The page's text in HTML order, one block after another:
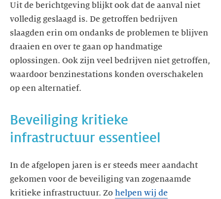
Uit de berichtgeving blijkt ook dat de aanval niet
volledig geslaagd is. De getroffen bedrijven
slaagden erin om ondanks de problemen te blijven
draaien en over te gaan op handmatige
oplossingen. Ook zijn veel bedrijven niet getroffen,
waardoor benzinestations konden overschakelen
op een alternatief.
Beveiliging kritieke
In de afgelopen jaren is er steeds meer aandacht
gekomen voor de beveiliging van zogenaamde
kritieke infrastructuur. Zo helpen wij de